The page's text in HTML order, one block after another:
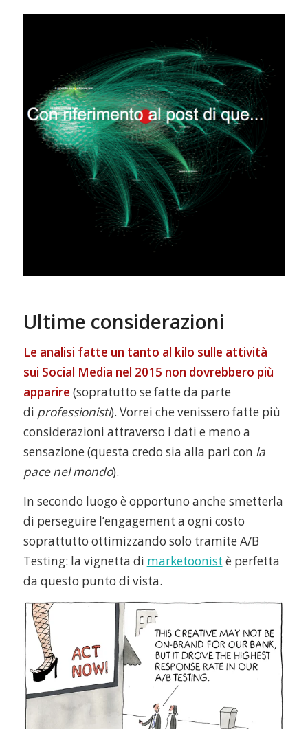
Ultime considerazioni
Le analisi fatte un tanto al kilo sulle attività
sui Social Media nel 2015 non dovrebbero più
apparire (sopratutto se fatte da parte
di professionisti). Vorrei che venissero fatte più
considerazioni attraverso i dati e meno a
sensazione (questa credo sia alla pari con la
pace nel mondo).
In secondo luogo è opportuno anche smetterla
di perseguire l’engagement a ogni costo
soprattutto ottimizzando solo tramite A/B
Testing: la vignetta di marketoonist è perfetta
da questo punto di vista.